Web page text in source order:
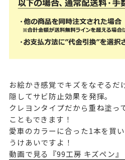
お絵かき感覚でキズをなぞるだ
隠してサビ防止効果を発揮。
クレヨンタイプだから重ね塗っ
こともできます！
愛車のカラーに合った1本を買
うけあいですよ！
動画で見る『99工房 キズペン』